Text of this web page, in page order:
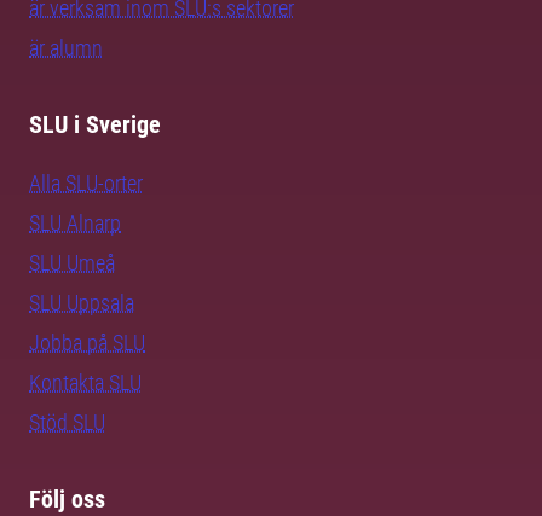
är verksam inom SLU:s sektorer
är alumn
SLU i Sverige
Alla SLU-orter
SLU Alnarp
SLU Umeå
SLU Uppsala
Jobba på SLU
Kontakta SLU
Stöd SLU
Följ oss